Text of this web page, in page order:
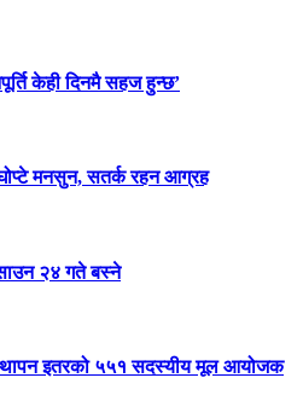
केही दिनमै सहज हुन्छ’
मनसुन, सतर्क रहन आग्रह
२४ गते बस्ने
इतरको ५५१ सदस्यीय मूल आयोजक